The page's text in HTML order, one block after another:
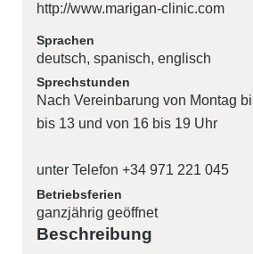
http://www.marigan-clinic.com
Sprachen
deutsch, spanisch, englisch
Sprechstunden
Nach Vereinbarung von Montag
bis 13 und von 16 bis 19 Uhr
unter Telefon +34 971 221 045
Betriebsferien
ganzjährig geöffnet
Beschreibung